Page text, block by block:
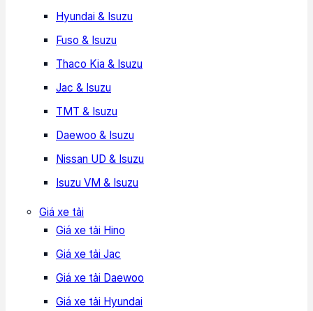
Hyundai & Isuzu
Fuso & Isuzu
Thaco Kia & Isuzu
Jac & Isuzu
TMT & Isuzu
Daewoo & Isuzu
Nissan UD & Isuzu
Isuzu VM & Isuzu
Giá xe tải
Giá xe tải Hino
Giá xe tải Jac
Giá xe tải Daewoo
Giá xe tải Hyundai